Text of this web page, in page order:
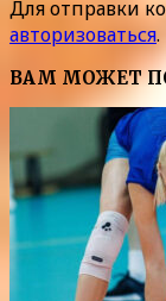
Для отправки
авторизоваться.
ВАМ МОЖЕТ